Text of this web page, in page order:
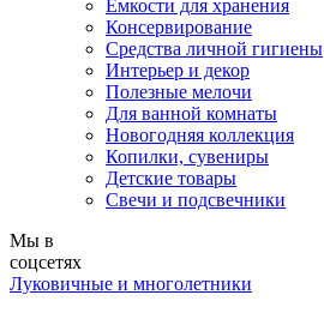
Емкости для хранения
Консервирование
Средства личной гигиены
Интерьер и декор
Полезные мелочи
Для ванной комнаты
Новогодняя коллекция
Копилки, сувениры
Детские товары
Свечи и подсвечники
Мы в
соцсетях
Луковичные и многолетники